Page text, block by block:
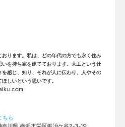
ります。私は、どの年代の方でも永く住み
を持ち家を建てております。大工という仕
感じ、知り、それが人に伝わり、人やその
しいという思いです。
ちら